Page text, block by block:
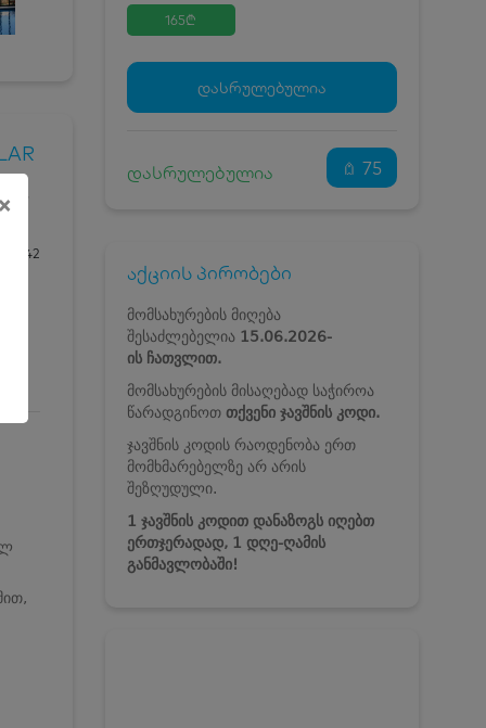
6042
165₾
ჯავშნის კოდი
15 ₾
დამატებითი საწოლი
კვება
0 ₾
150 ₾
დასრულებულია
დასრულებულია 75
აქციის პირობები
მომსახურების მიღება
შესაძლებელია15.06.2026-
ის ჩათვლით.
მომსახურების მისაღებად საჭიროა
წარადგინოთ თქვენი ჯავშნის კოდი.
ჯავშნის კოდის რაოდენობა ერთ
მომხმარებელზე არ არის
შეზღუდული.
1 ჯავშნის კოდით დანაზოგს იღებთ
ერთჯერადად, 1 დღე-ღამის
განმავლობაში!